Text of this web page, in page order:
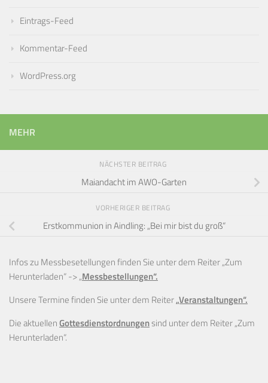
Eintrags-Feed
Kommentar-Feed
WordPress.org
MEHR
NÄCHSTER BEITRAG
Maiandacht im AWO-Garten
VORHERIGER BEITRAG
Erstkommunion in Aindling: „Bei mir bist du groß“
Infos zu Messbesetellungen finden Sie unter dem Reiter „Zum
Herunterladen“ ->„Messbestellungen“.
Unsere Termine finden Sie unter dem Reiter„Veranstaltungen“.
Die aktuellenGottesdienstordnungensind unter dem Reiter „Zum
Herunterladen“.